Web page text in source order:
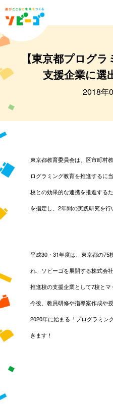
【東京都プログ
支援企業に選
2018年
東京都教育委員会は、区市町村
ログラミング教育を推進するに
校との効果的な連携を推進する
を指定し、2年間の実践研究を行
平成30・31年度は、東京都の75
れ、ソビーゴを展開する株式会
推進校の支援企業として7校とマ
今後、教員研修や指導案作成や
2020年に始まる「プログラミン
きます！